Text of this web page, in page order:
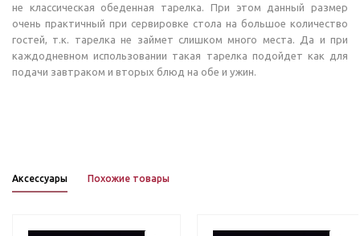
не классическая обеденная тарелка. При этом данный размер
очень практичный при сервировке стола на большое количество
гостей, т.к. тарелка не займет слишком много места. Да и при
каждодневном использовании такая тарелка подойдет как для
подачи завтраком и вторых блюд на обе и ужин.
Аксессуары Похожие товары